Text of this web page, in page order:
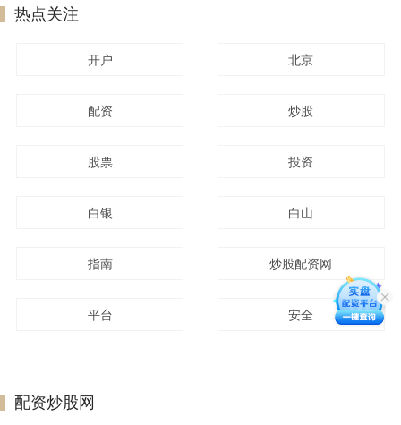
热点关注
开户 北京
配资 炒股
股票 投资
白银 白山
指南 炒股配资网
平台 安全
配资炒股网